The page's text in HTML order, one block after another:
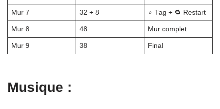
Mur 7 32 + 8 ⭐ Tag + 🔁 Restart
Mur 8 48 Mur complet
Mur 9 38 Final
Musique :